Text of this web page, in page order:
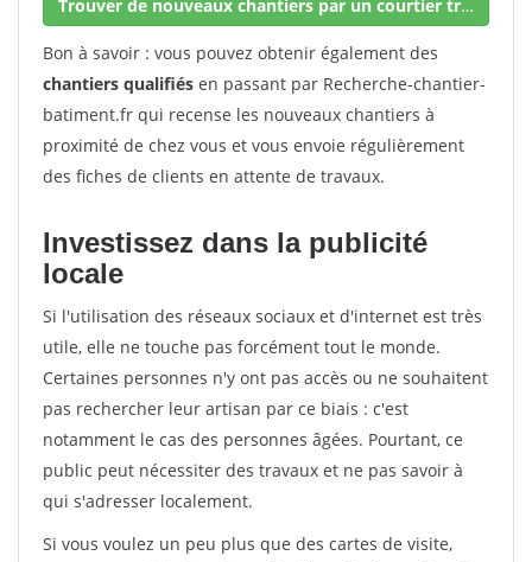
Trouver de nouveaux chantiers par un courtier travaux
Bon à savoir : vous pouvez obtenir également des
chantiers qualifiés en passant par Recherche-chantier-
batiment.fr qui recense les nouveaux chantiers à
proximité de chez vous et vous envoie régulièrement
des fiches de clients en attente de travaux.
Investissez dans la publicité
locale
Si l'utilisation des réseaux sociaux et d'internet est très
utile, elle ne touche pas forcément tout le monde.
Certaines personnes n'y ont pas accès ou ne souhaitent
pas rechercher leur artisan par ce biais : c'est
notamment le cas des personnes âgées. Pourtant, ce
public peut nécessiter des travaux et ne pas savoir à
qui s'adresser localement.
Si vous voulez un peu plus que des cartes de visite,